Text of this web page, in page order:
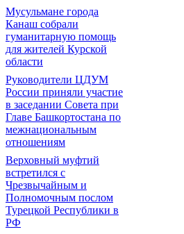
Мусульмане города
Канаш собрали
гуманитарную помощь
для жителей Курской
области
Руководители ЦДУМ
России приняли участие
в заседании Совета при
Главе Башкортостана по
межнациональным
отношениям
Верховный муфтий
встретился с
Чрезвычайным и
Полномочным послом
Турецкой Республики в
РФ